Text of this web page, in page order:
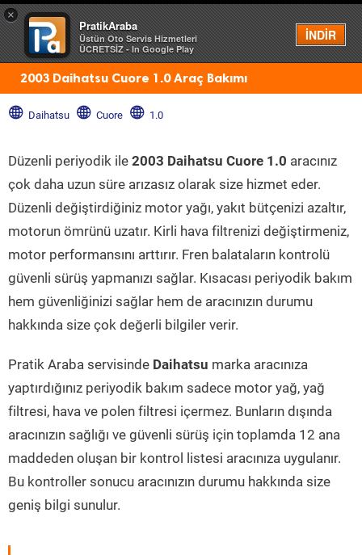
×
PratikAraba
Üstün Oto Servis Hizmetleri
ÜCRETSİZ - In Google Play
İNDİR
Menü
2003 Daihatsu Cuore 1.0 Araç Bakımı
Daihatsu Cuore 1.0
Düzenli periyodik ile 2003 Daihatsu Cuore 1.0 aracınız
çok daha uzun süre arızasız olarak size hizmet eder.
Düzenli değiştirdiğiniz motor yağı, yakıt bütçenizi azaltır,
motorun ömrünü uzatır. Kirli hava filtrenizi değiştirmeniz,
motor performansını arttırır. Fren balataların kontrolü
güvenli sürüş yapmanızı sağlar. Kısacası periyodik bakım
hem güvenliğinizi sağlar hem de aracınızın durumu
hakkında size çok değerli bilgiler verir.
Pratik Araba servisinde Daihatsu marka aracınıza
yaptırdığınız periyodik bakım sadece motor yağ, yağ
filtresi, hava ve polen filtresi içermez. Bunların dışında
aracınızın sağlığı ve güvenli sürüş için toplamda 12 ana
maddeden oluşan bir kontrol listesi aracınıza uygulanır.
Bu kontroller sonucu aracınızın durumu hakkında size
geniş bilgi sunulur.